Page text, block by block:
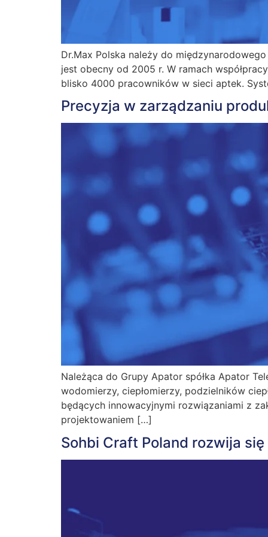
Dr.Max Polska należy do
jest obecny od 2005 r. W ramach
blisko 4000 pracowników w sieci aptek.
Precyzja w zarządzaniu
Należąca do Grupy Apator spółka Apator
wodomierzy, ciepłomierzy, podzielników
będących innowacyjnymi rozwiązaniami z
projektowaniem […]
Sohbi Craft Poland rozwija